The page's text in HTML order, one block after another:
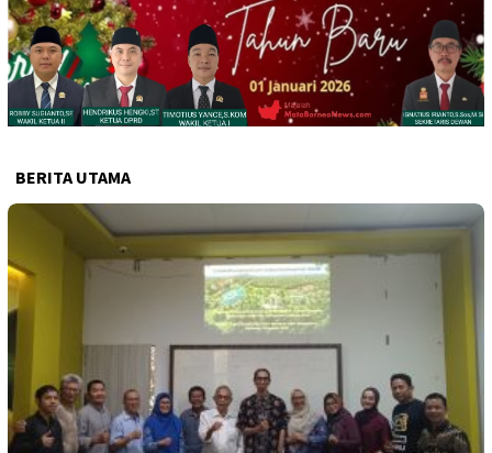
BERITA UTAMA